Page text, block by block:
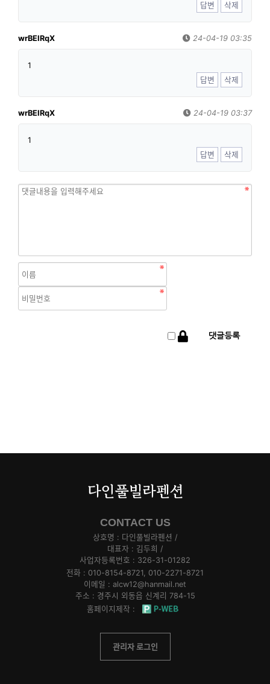
답변
삭제
wrBEIRqX 24-04-19 03:35
1
답변
삭제
wrBEIRqX 24-04-19 03:37
1
답변
삭제
다인풀빌라펜션
CONTACT US
상호명 : 다인풀빌라펜션 /
대표자 : 김두희 /
사업자등록번호 : 326-31-01282
전화 : 010-8154-8721, 010-2271-8721
이메일 : alcw12@hanmail.net
주소 : 경주시 외동읍 신계리 784-15
홈페이지제작 :
관리자 로그인